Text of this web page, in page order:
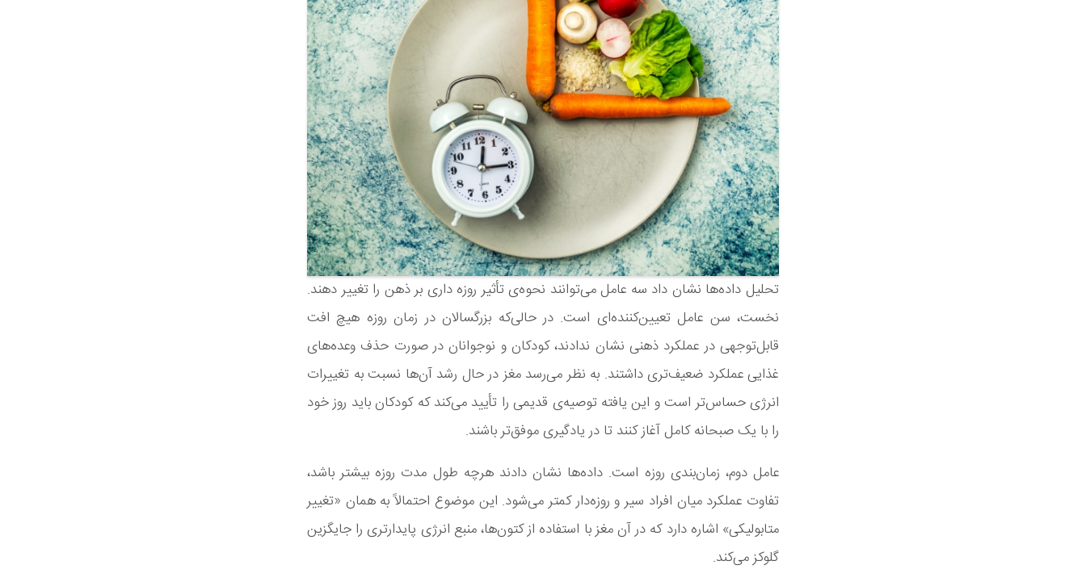
تحلیل داده‌ها نشان داد سه عامل می‌توانند نحوه‌ی تأثیر روزه‌ داری بر ذهن را تغییر دهند.
نخست، سن عامل تعیین‌کننده‌ای است. در حالی‌که بزرگسالان در زمان روزه هیچ افت
قابل‌توجهی در عملکرد ذهنی نشان ندادند، کودکان و نوجوانان در صورت حذف وعده‌های
غذایی عملکرد ضعیف‌تری داشتند. به نظر می‌رسد مغز در حال رشد آن‌ها نسبت به تغییرات
انرژی حساس‌تر است و این یافته توصیه‌ی قدیمی را تأیید می‌کند که کودکان باید روز خود
را با یک صبحانه‌ کامل آغاز کنند تا در یادگیری موفق‌تر باشند.
عامل دوم، زمان‌بندی روزه است. داده‌ها نشان دادند هرچه طول مدت روزه بیشتر باشد،
تفاوت عملکرد میان افراد سیر و روزه‌دار کمتر می‌شود. این موضوع احتمالاً به همان «تغییر
متابولیکی» اشاره دارد که در آن مغز با استفاده از کتون‌ها، منبع انرژی پایدارتری را جایگزین
گلوکز می‌کند.